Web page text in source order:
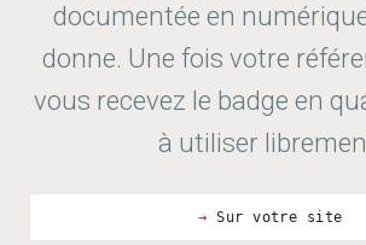
documentée en
donne. Une fois votre
vous recevez le badge en
à utiliser
Sur votre site